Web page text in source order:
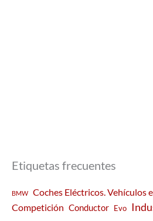
Etiquetas frecuentes
BMW
Coches Eléctricos. Vehículos
Competición Conductor Evo